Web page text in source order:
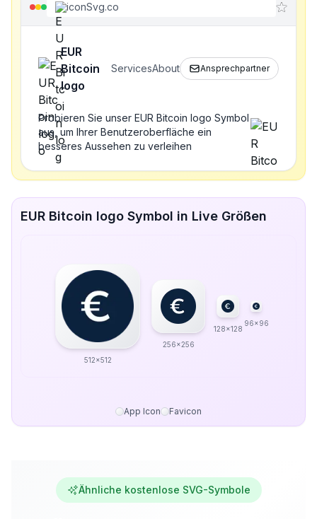
iconSvg.co
EUR
Bitcoin
logo
ServicesAbout Ansprechpartner
Probieren Sie unser EUR Bitcoin logo Symbol
aus, um Ihrer Benutzeroberfläche ein
besseres Aussehen zu verleihen
EUR Bitcoin logo Symbol in Live Größen
512x512
256x256
128x128
96x96
App Icon Favicon
Ähnliche kostenlose SVG-Symbole